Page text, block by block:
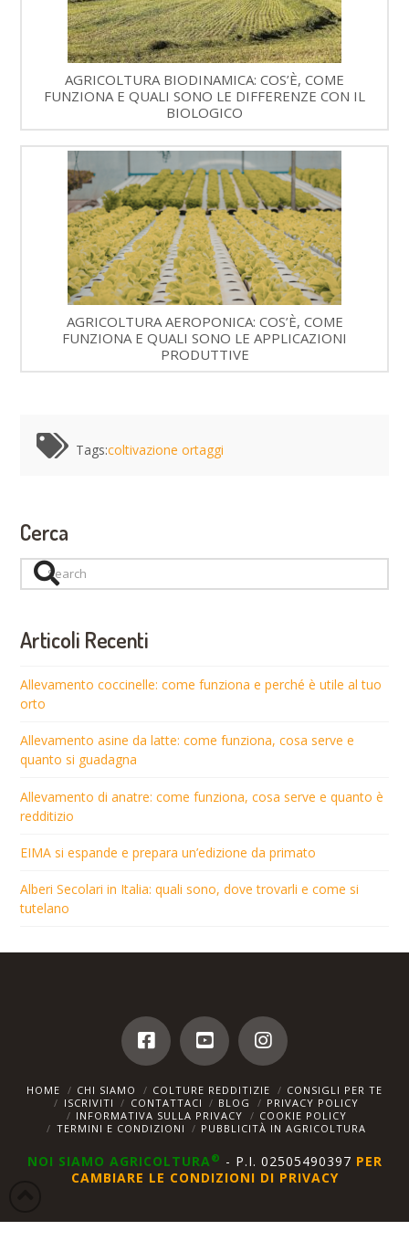
AGRICOLTURA BIODINAMICA: COS’È, COME
FUNZIONA E QUALI SONO LE DIFFERENZE CON IL
BIOLOGICO
AGRICOLTURA AEROPONICA: COS’È, COME
FUNZIONA E QUALI SONO LE APPLICAZIONI
PRODUTTIVE
Tags:coltivazione ortaggi
Cerca
Search
Articoli Recenti
Allevamento coccinelle: come funziona e perché è utile al tuo
orto
Allevamento asine da latte: come funziona, cosa serve e
quanto si guadagna
Allevamento di anatre: come funziona, cosa serve e quanto è
redditizio
EIMA si espande e prepara un’edizione da primato
Alberi Secolari in Italia: quali sono, dove trovarli e come si
tutelano
HOME CHI SIAMO COLTURE REDDITIZIE
CONSIGLI PER TE
ISCRIVITI
CONTATTACI BLOG
PRIVACY POLICY
INFORMATIVA SULLA PRIVACY
COOKIE POLICY
TERMINI E CONDIZIONI
PUBBLICITÀ IN AGRICOLTURA
NOI SIAMO AGRICOLTURA® - P.I. 02505490397 PER
CAMBIARE LE CONDIZIONI DI PRIVACY